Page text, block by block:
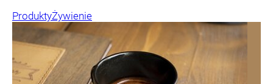
ProduktyŻywienie